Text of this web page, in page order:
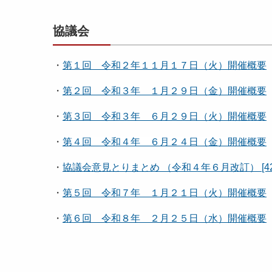
協議会
・ 第１回 令和２年１１月１７日（火）開催概要
・ 第２回 令和３年 １月２９日（金）開催概要
・ 第３回 令和３年 ６月２９日（火）開催概要
・ 第４回 令和４年 ６月２４日（金）開催概要
・ 協議会意見とりまとめ （令和４年６月改訂）
・ 第５回 令和７年 １月２１日（火）開催概要
・ 第６回 令和８年 ２月２５日（水）開催概要